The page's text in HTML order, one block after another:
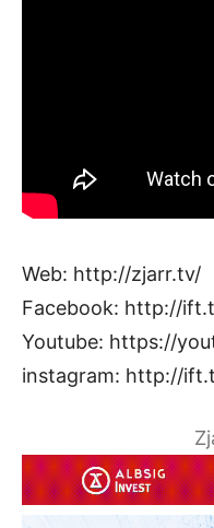
Web: http://zjarr.tv/
Facebook: http://
Youtube: https://
instagram: http://